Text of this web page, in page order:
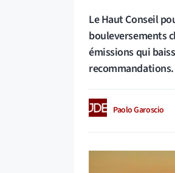
Le Haut Conseil
bouleversements
émissions qui
Paolo Garoscio